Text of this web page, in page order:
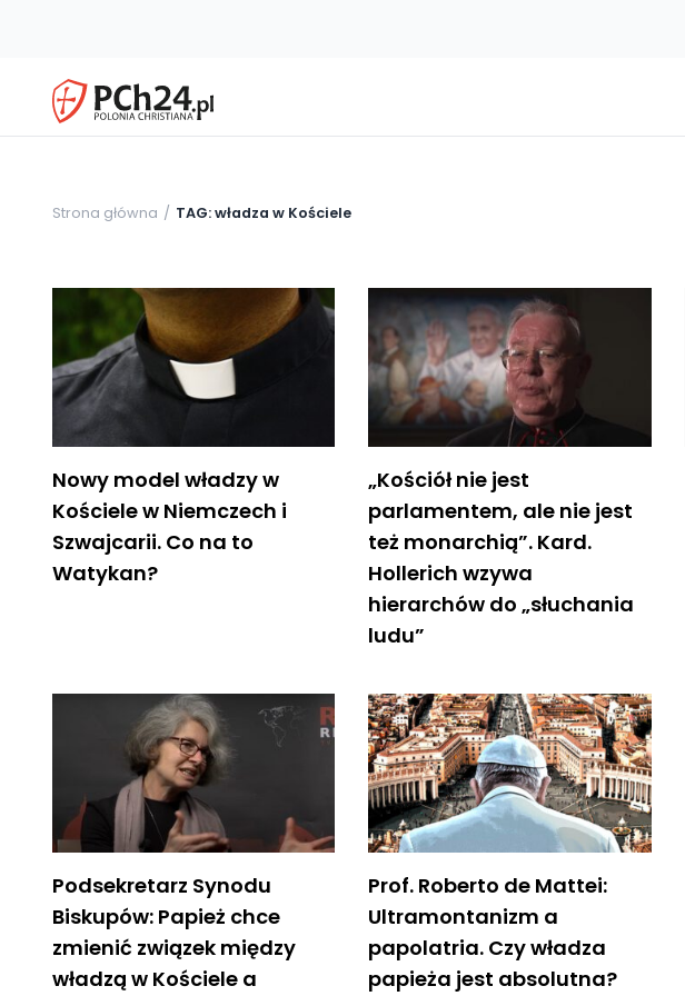
Strona główna TAG: władza w Kościele
Nowy model władzy w
Kościele w Niemczech i
Szwajcarii. Co na to
Watykan?
„Kościół nie jest
parlamentem, ale nie jest
też monarchią”. Kard.
Hollerich wzywa
hierarchów do „słuchania
ludu”
Podsekretarz Synodu
Biskupów: Papież chce
zmienić związek między
władzą w Kościele a
Prof. Roberto de Mattei:
Ultramontanizm a
papolatria. Czy władza
papieża jest absolutna?